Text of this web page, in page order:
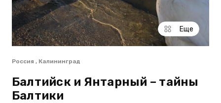
Еще
Россия , Калининград
Балтийск и Янтарный – тайны
Балтики